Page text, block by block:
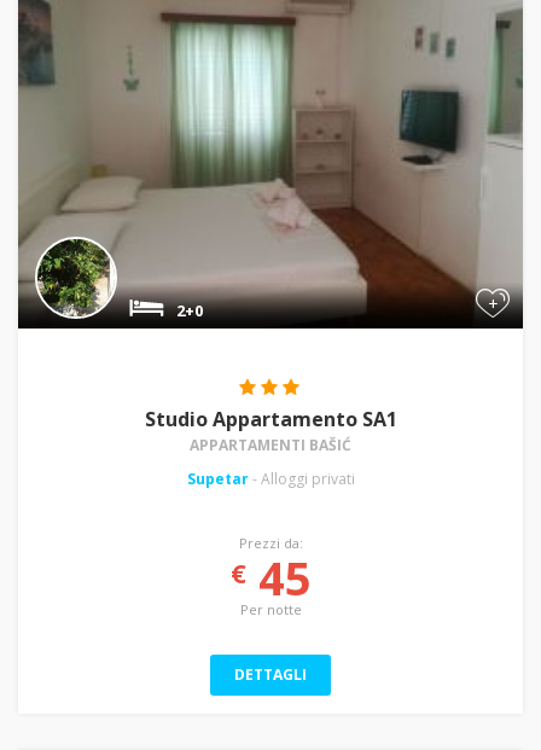
+
2+0
Studio Appartamento SA1
APPARTAMENTI BAŠIĆ
Supetar - Alloggi privati
Prezzi da:
€45
Per notte
DETTAGLI